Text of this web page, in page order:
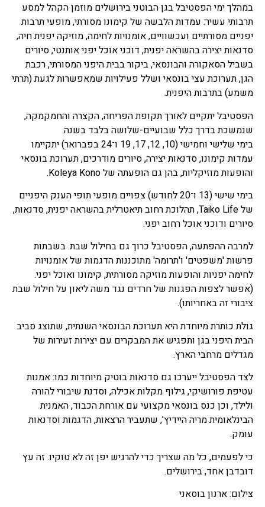
במהלך ימי הפסטיבל בגן הבוטני בירושלים מוזמן הקהל למסע
תרבותי עשיר: עמדות הלבשה של קימונו מסורתי, מופעי תרבות
יפניים מסורתיים ועכשוויים, אומנויות לחימה, מוזיקה יפנית חיה,
סדנאות יצירה בהשראה יפנית, דוכני אוכל יפני אותנטי, סיורים
בשביל הסאקורה והבונסאי, ביקור בבית היפני המסורתי, רכבת
הגן, תערוכת עצי בונסאי ושלל פעילויות שמאפשרות לגעת (תרתי
משמע) בתרבות היפנית.
הפסטיבל יתקיים לאורך תקופת הפריחה, הקצרה והחמקמקה,
שנמשכת בדרך כלל שבועיים-שלושה בלבד בשנה.
בימי שלישי וחמישי (10, 12, 17, 19 ו־24 בפברואר) יתקיימו
עמדות קימונו, סדנאות יצירה, סיורים מודרכים, תערוכת בונסאי
והופעות מוזיקליות, בהן גם הופעתה של Koleya Kono.
בימי שישי (13 ו־20 לחודש) צפויים מופעי תופי הענק היפניים
של Taiko Life, תהלוכת רחוב תיאטרלית בהשראה יפנית, סדנאות,
סיורים ודוכני אוכל רחוב יפני.
למרבה ההפתעה, הפסטיבל כרוך גם בחילול שבת. בשבתות
פרשות 'משפטים' ו'תרומה' מתוכננות הדגמות של אומנויות
לחימה יפניות והופעות מוזיקה מסורתית, קימונו ואוכל יפני.
(אפשר לצפות הפגנות של חרדים נגד משה ליאון על חילול שבת
ציבורי זה באחריותו).
גולת כותרת מיוחדת היא תערוכת הבונסאי השנתית, שתוצג סביב
הבית היפני בגן ותפגיש את המבקרים עם יצירות זעירות של
מגדלים מרחבי הארץ.
לצד הפסטיבל ייערכו גם סדנאות בוטיק מיוחדות כמו: אמנות
עטיפת פורושיקי, גילוף מקלות אכילה, וסדנת שיבורי להורה
ולילד, וכן כנס בונסאי מקצועי עם אורחת הכבוד, האמנית
הבינלאומית מריה היידיץ’, שתעביר הרצאות, הדגמות וסדנאות
עומק.
כי לפעמים, כל מה שצריך כדי להרגיש יפן זה לא טוקיו. זה עץ
דובדבן אחד, בירושלים.
צילום: ארנון בוסאני